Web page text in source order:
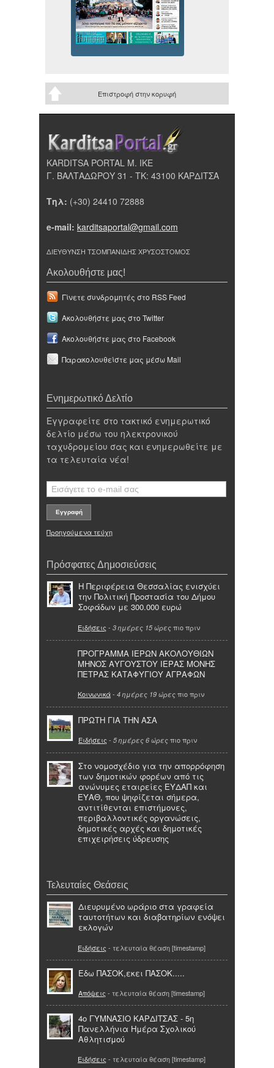
Επιστροφή στην κορυφή
KARDITSA PORTAL Μ. ΙΚΕ
Γ. ΒΑΛΤΑΔΩΡΟΥ 31 - ΤΚ: 43100 ΚΑΡΔΙΤΣΑ
Τηλ: (+30) 24410 72888
e-mail: karditsaportal@gmail.com
ΔΙΕΥΘΥΝΣΗ ΤΣΟΜΠΑΝΙΔΗΣ ΧΡΥΣΟΣΤΟΜΟΣ
Ακολουθήστε μας!
Γίνετε συνδρομητές στο RSS Feed
Ακολουθήστε μας στο Twitter
Ακολουθήστε μας στο Facebook
Παρακολουθείστε μας μέσω Mail
Ενημερωτικό Δελτίο
Εγγραφείτε στο τακτικό ενημερωτικό
δελτίο μέσω του ηλεκτρονικού
ταχυδρομείου σας και ενημερωθείτε με
τα τελευταία νέα!
Προηγούμενα τεύχη
Πρόσφατες Δημοσιεύσεις
Η Περιφέρεια Θεσσαλίας ενισχύει
την Πολιτική Προστασία του Δήμου
Σοφάδων με 300.000 ευρώ
Ειδήσεις - 3 ημέρες 15 ώρες πιο πριν
ΠΡΟΓΡΑΜΜΑ ΙΕΡΩΝ ΑΚΟΛΟΥΘΙΩΝ
ΜΗΝΟΣ ΑΥΓΟΥΣΤΟΥ ΙΕΡΑΣ ΜΟΝΗΣ
ΠΕΤΡΑΣ ΚΑΤΑΦΥΓΙΟΥ ΑΓΡΑΦΩΝ
Κοινωνικά- 4 ημέρες 19 ώρες πιο πριν
ΠΡΩΤΗ ΓΙΑ ΤΗΝ ΑΣΑ
Ειδήσεις - 5 ημέρες 6 ώρες πιο πριν
Στο νομοσχέδιο για την απορρόφηση
των δημοτικών φορέων από τις
ανώνυμες εταιρείες ΕΥΔΑΠ και
ΕΥΑΘ, που ψηφίζεται σήμερα,
αντιτίθενται επιστήμονες,
περιβαλλοντικές οργανώσεις,
δημοτικές αρχές και δημοτικές
επιχειρήσεις ύδρευσης
Τελευταίες Θεάσεις
Διευρυμένο ωράριο στα γραφεία
ταυτοτήτων και διαβατηρίων ενόψει
εκλογών
Ειδήσεις - τελευταία θέαση [timestamp]
Εδω ΠΑΣΟΚ,εκει ΠΑΣΟΚ.....
Απόψεις - τελευταία θέαση [timestamp]
4ο ΓΥΜΝΑΣΙΟ ΚΑΡΔΙΤΣΑΣ - 5η
Πανελλήνια Ημέρα Σχολικού
Αθλητισμού
Ειδήσεις - τελευταία θέαση [timestamp]